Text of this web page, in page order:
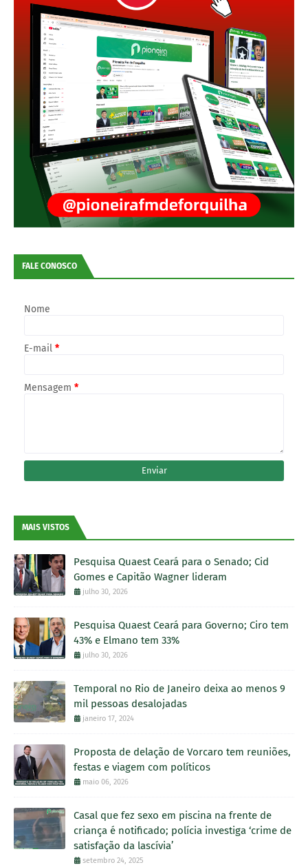
FALE CONOSCO
Nome
E-mail *
Mensagem *
MAIS VISTOS
Pesquisa Quaest Ceará para o Senado; Cid
Gomes e Capitão Wagner lideram
julho 30, 2026
Pesquisa Quaest Ceará para Governo; Ciro tem
43% e Elmano tem 33%
julho 30, 2026
Temporal no Rio de Janeiro deixa ao menos 9
mil pessoas desalojadas
janeiro 17, 2024
Proposta de delação de Vorcaro tem reuniões,
festas e viagem com políticos
maio 06, 2026
Casal que fez sexo em piscina na frente de
criança é notificado; polícia investiga ‘crime de
satisfação da lascívia’
setembro 24, 2025